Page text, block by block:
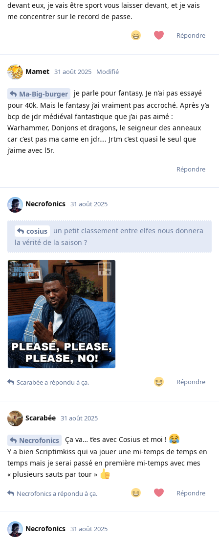
devant eux, je vais être sport vous laisser devant, et je vais
me concentrer sur le record de passe.
Répondre
Mamet 31 août 2025 Modifié
Ma-Big-burger
je parle pour fantasy. Je n’ai pas essayé
pour 40k. Mais le fantasy j’ai vraiment pas accroché. Après y’a
bcp de jdr médiéval fantastique que j’ai pas aimé :
Warhammer, Donjons et dragons, le seigneur des anneaux
car c’est pas ma came en jdr…. Jrtm c’est quasi le seul que
j’aime avec l5r.
Répondre
Necrofonics 31 août 2025
cosius
un petit classement entre elfes nous donnera
la vérité de la saison ?
Répondre
Scarabéea répondu à ça.
Scarabée 31 août 2025
Necrofonics
Ça va… t’es avec Cosius et moi !
Y a bien Scriptimkiss qui va jouer une mi-temps de temps en
temps mais je serai passé en première mi-temps avec mes
« plusieurs sauts par tour »
Répondre
Necrofonicsa répondu à ça.
Necrofonics 31 août 2025